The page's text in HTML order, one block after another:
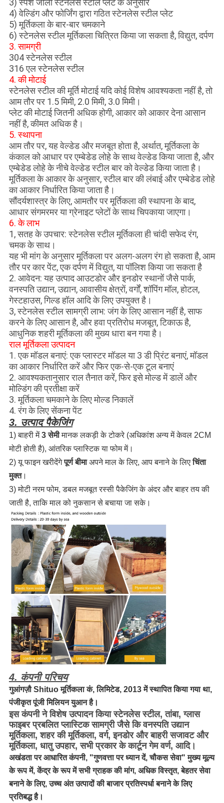
4) वेल्डिंग और फोर्जिंग द्वारा गठित स्टेनलेस स्टील प्लेट
5) मूर्तिकला के बार-बार चमकाने
6) स्टेनलेस स्टील मूर्तिकला चित्रित किया जा सकता है, विद्युत, दर्पण
3. सामग्री
304 स्टेनलेस स्टील
316 एल स्टेनलेस स्टील
4. की मोटाई
स्टेनलेस स्टील की मूर्ति मोटाई यदि कोई विशेष आवश्यकता नहीं है, तो
आम तौर पर 1.5 मिमी, 2.0 मिमी, 3.0 मिमी।
प्लेट की मोटाई जितनी अधिक होगी, आकार को आकार देना आसान
नहीं है, कीमत अधिक है।
5. स्थापना
आम तौर पर, यह वेल्डेड और मजबूत होता है, अर्थात, मूर्तिकला के
कंकाल को आधार पर एम्बेडेड लोहे के साथ वेल्डेड किया जाता है, और
एम्बेडेड लोहे के नीचे वेल्डेड स्टील बार को वेल्डेड किया जाता है।
मूर्तिकला के आकार के अनुसार, स्टील बार की लंबाई और एम्बेडेड लोहे
का आकार निर्धारित किया जाता है।
सौंदर्यशास्त्र के लिए, आमतौर पर मूर्तिकला की स्थापना के बाद,
आधार संगमरमर या ग्रेनाइट प्लेटों के साथ चिपकाया जाएगा।
6. के लाभ
1, सतह के उपचार: स्टेनलेस स्टील मूर्तिकला ही चांदी सफेद रंग,
चमक के साथ।
यह भी मांग के अनुसार मूर्तिकला पर अलग-अलग रंग हो सकता है, आम
तौर पर कार पेंट, एक दर्पण में विद्युत, या पॉलिश किया जा सकता है
2. आवेदन: यह उत्पाद आउटडोर और इनडोर स्थानों जैसे पार्क,
वनस्पति उद्यान, उद्यान, आवासीय क्षेत्रों, वर्गों, शॉपिंग मॉल, होटल,
गेस्टहाउस, गिल्ड हॉल आदि के लिए उपयुक्त है।
3, स्टेनलेस स्टील सामग्री लाभ: जंग के लिए आसान नहीं है, साफ
करने के लिए आसान है, और हवा प्रतिरोध मजबूत, टिकाऊ है,
आधुनिक शहरी मूर्तिकला की मुख्य धारा बन गया है।
राल मूर्तिकला उत्पादन
1. एक मॉडल बनाएं: एक प्लास्टर मॉडल या 3 डी प्रिंट बनाएं, मॉडल
का आकार निर्धारित करें और फिर एक-से-एक टूल बनाएं
2. आवश्यकतानुसार राल तैनात करें, फिर इसे मोल्ड में डालें और
मोल्डिंग की प्रतीक्षा करें
3. मूर्तिकला चमकाने के लिए मोल्ड निकालें
4. रंग के लिए सेंकना पेंट
3. उत्पाद पैकेजिंग
1) बाहरी में3 सेमीमानक लकड़ी के टोकरे (अधिकांश अन्य में केवल 2CM
मोटी होती है), आंतरिक प्लास्टिक या फोम में।
2) यू फाइन खरीदेंगेपूर्ण बीमाअपने माल के लिए, आप बनाने के लिएचिंता
मुक्त।
3) मोटी नरम फोम, डबल मजबूत रस्सी पैकेजिंग के अंदर और बाहर तय की
जाती है, ताकि माल को नुकसान से बचाया जा सके।
4. कंपनी परिचय
गुआंगज़ौ Shituo मूर्तिकला कं, लिमिटेड, 2013 में स्थापित किया गया था,
पंजीकृत पूंजी मिलियन युआन है।
इस कंपनी ने विशेष उत्पादन किया स्टेनलेस स्टील, तांबा, ग्लास
फाइबर प्रबलित प्लास्टिक सामग्री जैसे कि वनस्पति उद्यान
मूर्तिकला, शहर की मूर्तिकला, वर्ग, इनडोर और बाहरी सजावट और
मूर्तिकला, धातु उपहार, सभी प्रकार के कार्टून गेम वर्ण, आदि।
अखंडता पर आधारित कंपनी, "गुणवत्ता पर ध्यान दें, चौकस सेवा" मुख्य मूल्य
के रूप में, केंद्र के रूप में सभी ग्राहक की मांग, अधिक विस्तृत, बेहतर सेवा
बनाने के लिए, उच्च अंत उत्पादों की बाजार प्रतिस्पर्धा बनाने के लिए
प्रतिबद्ध है।